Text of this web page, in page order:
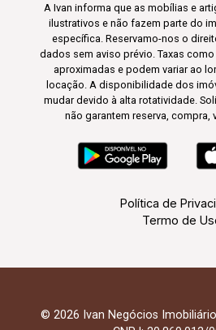
A Ivan informa que as mobílias e
ilustrativos e não fazem parte do
específica. Reservamo-nos o
dados sem aviso prévio. Taxas
aproximadas e podem variar ao
locação. A disponibilidade dos
mudar devido à alta rotatividade.
não garantem reserva, compra,
Política de
Termo de
© 2026 Ivan Negócios